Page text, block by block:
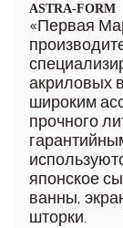
ASTRA-FORM
«Первая
акриловых
широким
прочного
японское
ванны,
шторки.